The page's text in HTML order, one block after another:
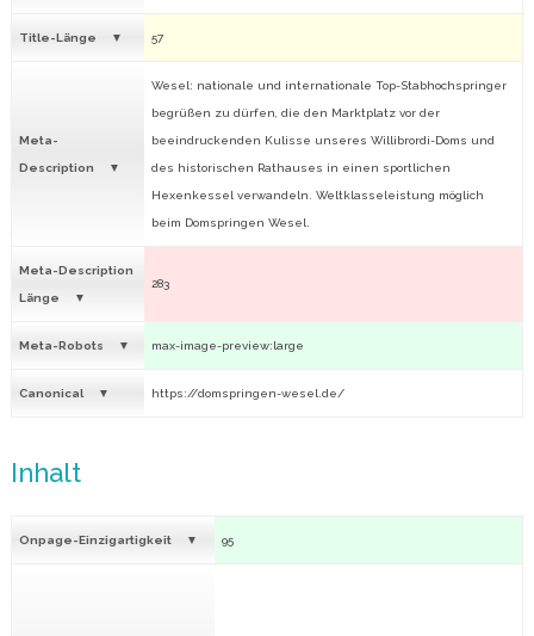
Title-Länge 57
Meta-
Description
Wesel: nationale und internationale Top-Stabhochspringer
begrüßen zu dürfen, die den Marktplatz vor der
beeindruckenden Kulisse unseres Willibrordi-Doms und
des historischen Rathauses in einen sportlichen
Hexenkessel verwandeln. Weltklasseleistung möglich
beim Domspringen Wesel.
Meta-Description
Länge
283
Meta-Robots max-image-preview:large
Canonical https://domspringen-wesel.de/
Inhalt
Onpage-Einzigartigkeit 95